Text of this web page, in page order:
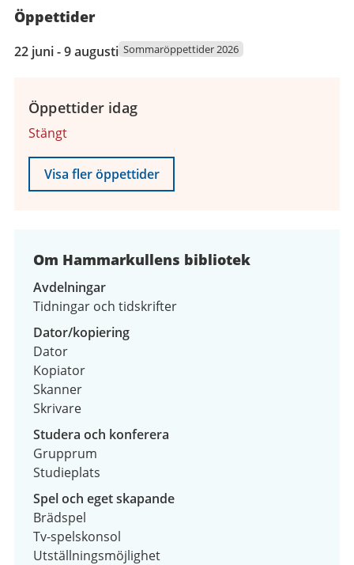
2
Öppettider
22
juni
augusti
2026
22 juni - 9 augusti Sommaröppettider 2026
Öppettider idag
Stängt
Visa fler öppettider
Om Hammarkullens bibliotek
Avdelningar
Tidningar och tidskrifter
Dator/kopiering
Dator
Kopiator
Skanner
Skrivare
Studera och konferera
Grupprum
Studieplats
Spel och eget skapande
Brädspel
Tv-spelskonsol
Utställningsmöjlighet